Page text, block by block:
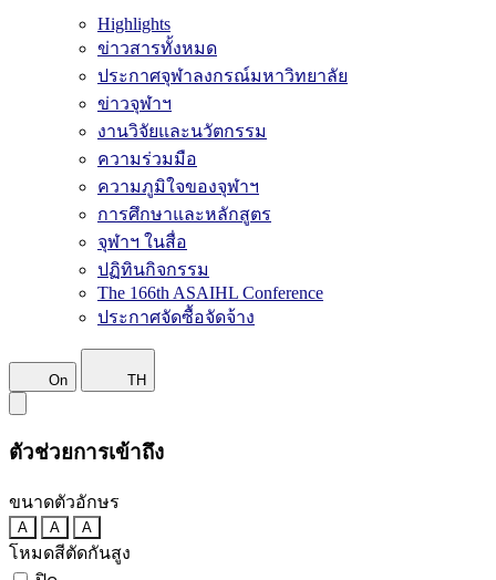
Highlights
ข่าวสารทั้งหมด
ประกาศจุฬาลงกรณ์มหาวิทยาลัย
ข่าวจุฬาฯ
งานวิจัยและนวัตกรรม
ความร่วมมือ
ความภูมิใจของจุฬาฯ
การศึกษาและหลักสูตร
จุฬาฯ ในสื่อ
ปฏิทินกิจกรรม
The 166th ASAIHL Conference
ประกาศจัดซื้อจัดจ้าง
On TH
ตัวช่วยการเข้าถึง
ขนาดตัวอักษร
A A A
โหมดสีตัดกันสูง